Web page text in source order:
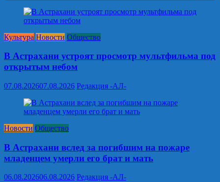
Культура Новости Общество
В Астрахани устроят просмотр мультфильма под
открытым небом
07.08.202607.08.2026 Редакция -АЛ-
Новости Общество
В Астрахани вслед за погибшим на пожаре
младенцем умерли его брат и мать
06.08.202606.08.2026 Редакция -АЛ-